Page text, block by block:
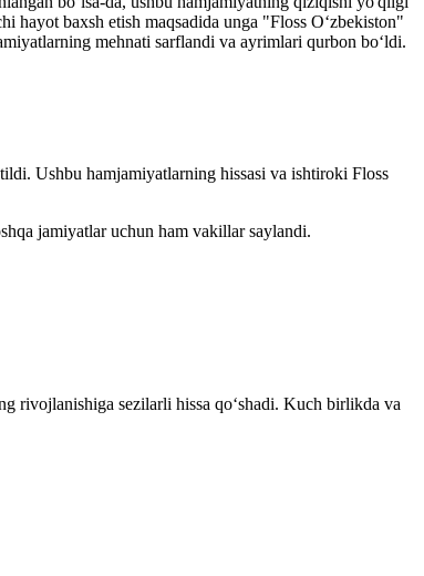
baxsh etish maqsadida unga "Floss O‘zbekiston"
mehnati sarflandi va ayrimlari qurbon bo‘ldi.
Ushbu hamjamiyatlarning hissasi va ishtiroki Floss
jamiyatlar uchun ham vakillar saylandi.
rivojlanishiga sezilarli hissa qo‘shadi. Kuch birlikda va